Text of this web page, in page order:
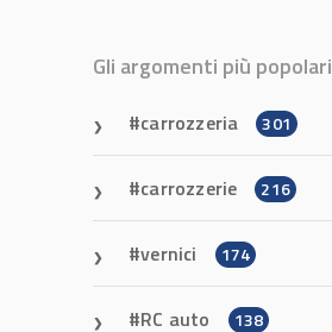
Gli argomenti più popolari
carrozzeria 301
carrozzerie 216
vernici 174
RC auto 138